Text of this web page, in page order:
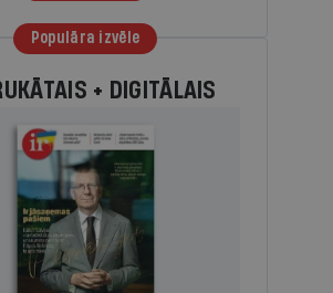
Populāra izvēle
+ DIGITĀLAIS